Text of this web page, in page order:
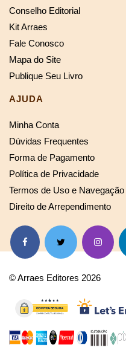
Conselho Editorial
Kit Arraes
Fale Conosco
Mapa do Site
Publique Seu Livro
AJUDA
Minha Conta
Dúvidas Frequentes
Forma de Pagamento
Política de Privacidade
Termos de Uso e Navegação
Direito de Arrependimento
© Arraes Editores 2026